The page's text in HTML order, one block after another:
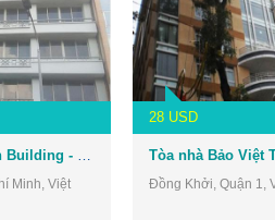
Minh, Việt
28 USD
Đồng Khởi, Quận 1,